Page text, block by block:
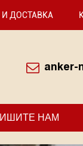
И ДОСТАВКА
anker-
НАМ